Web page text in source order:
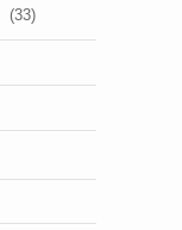
(33)